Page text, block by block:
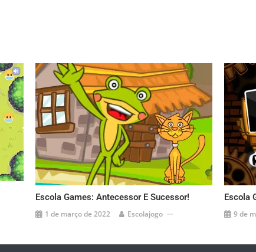
Escola Games: Antecessor E Sucessor!
1 de março de 2022 Escolajogo
Escola
9 de